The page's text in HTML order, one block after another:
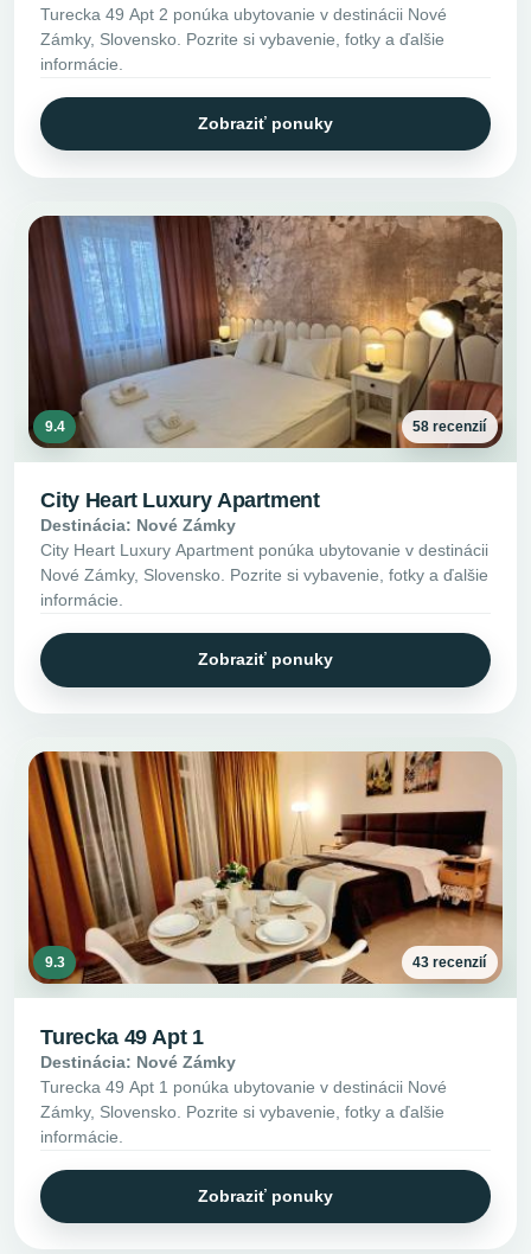
Turecka 49 Apt 2 ponúka ubytovanie v destinácii Nové
Zámky, Slovensko. Pozrite si vybavenie, fotky a ďalšie
informácie.
Zobraziť ponuky
9.4 58 recenzií
City Heart Luxury Apartment
Destinácia: Nové Zámky
City Heart Luxury Apartment ponúka ubytovanie v destinácii
Nové Zámky, Slovensko. Pozrite si vybavenie, fotky a ďalšie
informácie.
Zobraziť ponuky
9.3 43 recenzií
Turecka 49 Apt 1
Destinácia: Nové Zámky
Turecka 49 Apt 1 ponúka ubytovanie v destinácii Nové
Zámky, Slovensko. Pozrite si vybavenie, fotky a ďalšie
informácie.
Zobraziť ponuky